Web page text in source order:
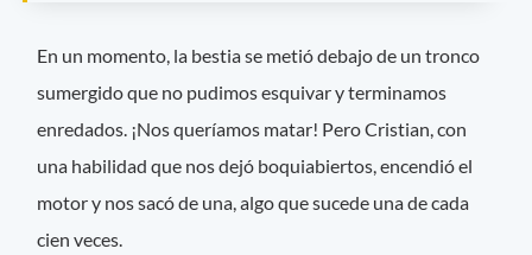
En un momento, la bestia se metió debajo de un tronco
sumergido que no pudimos esquivar y terminamos
enredados. ¡Nos queríamos matar! Pero Cristian, con
una habilidad que nos dejó boquiabiertos, encendió el
motor y nos sacó de una, algo que sucede una de cada
cien veces.